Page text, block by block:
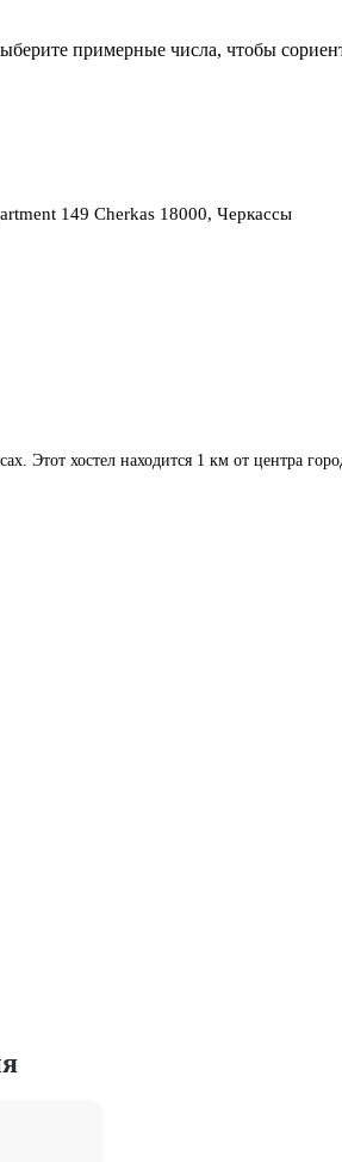
примерные числа, чтобы
149 Cherkas 18000, Черкассы
Этот хостел находится 1 км от центра